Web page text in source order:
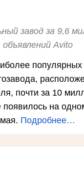
завод за 9,6
Avito
популярных
почти за 10
на
Подробнее…